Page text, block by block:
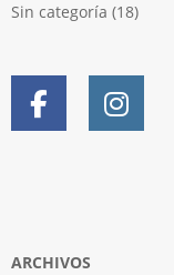
Sin categoría (18)
ARCHIVOS